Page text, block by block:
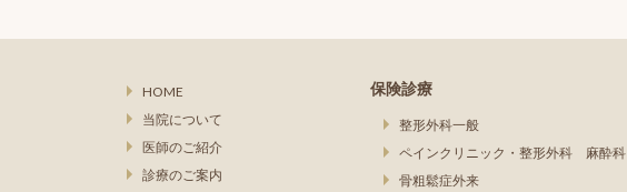
HOME
当院について
医師のご紹介
診療のご案内
保険診療
整形外科一般
ペインクリニック・整形外科 麻酔科
骨粗鬆症外来